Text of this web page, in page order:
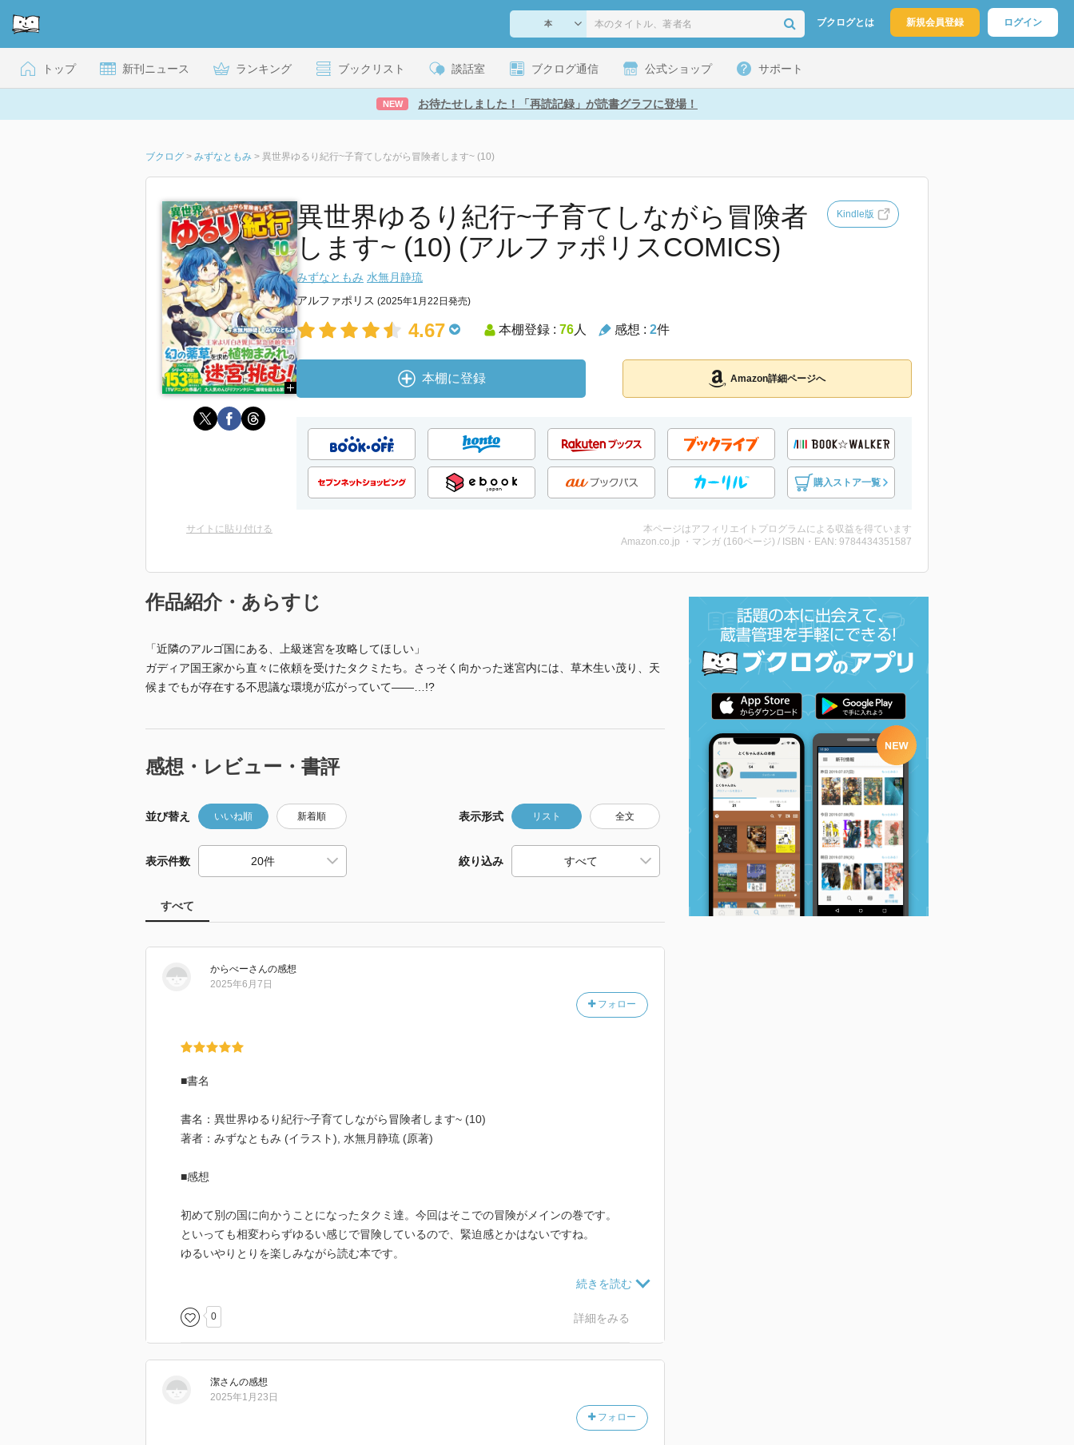
ブクログとは 新規会員登録 ログイン
トップ 新刊ニュース ランキング ブックリスト 談話室 ブクログ通信 公式ショップ サポート
NEW お待たせしました！「再読記録」が読書グラフに登場！
ブクログ > みずなともみ > 異世界ゆるり紀行~子育てしながら冒険者します~ (10)
異世界ゆるり紀行~子育てしながら冒険者
します~ (10) (アルファポリスCOMICS)
Kindle版
みずなともみ 水無月静琉
アルファポリス (2025年1月22日発売)
4.67 本棚登録 : 76人 感想 : 2件
本棚に登録 Amazon詳細ページへ
購入ストア一覧
サイトに貼り付ける
本ページはアフィリエイトプログラムによる収益を得ています
Amazon.co.jp ・マンガ (160ページ) / ISBN・EAN: 9784434351587
作品紹介・あらすじ
「近隣のアルゴ国にある、上級迷宮を攻略してほしい」
ガディア国王家から直々に依頼を受けたタクミたち。さっそく向かった迷宮内には、草木生い茂り、天
候までもが存在する不思議な環境が広がっていて――…!?
感想・レビュー・書評
並び替え いいね順 新着順 表示形式 リスト 全文
表示件数 絞り込み
すべて
からべーさんの感想
フォロー
2025年6月7日
■書名
書名：異世界ゆるり紀行~子育てしながら冒険者します~ (10)
著者：みずなともみ (イラスト), 水無月静琉 (原著)
■感想
初めて別の国に向かうことになったタクミ達。今回はそこでの冒険がメインの巻です。
といっても相変わらずゆるい感じで冒険しているので、緊迫感とかはないですね。
ゆるいやりとりを楽しみながら読む本です。
最後のほうには、また、ガディア国に戻ってきて日常＋冒険者をやります。
特に召喚獣は、飽和している感じがします。
0 詳細をみる
潔さんの感想
フォロー
2025年1月23日